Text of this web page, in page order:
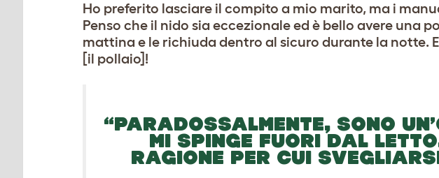
Ho preferito lasciare il compito a mio marito, ma i
Penso che il nido sia eccezionale ed è bello avere una
mattina e le richiuda dentro al sicuro durante la notte.
[il pollaio]!
“PARADOSSALMENTE, SONO
MI SPINGE FUORI DAL
RAGIONE PER CUI